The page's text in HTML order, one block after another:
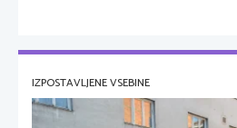
IZPOSTAVLJENE VSEBINE